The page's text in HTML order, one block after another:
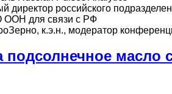
директор российского
ООН для связи с РФ
к.э.н., модератор
масло